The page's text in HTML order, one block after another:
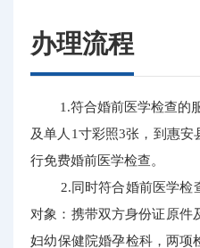
办理流程
1.符合婚前医学检查的服
及单人1寸彩照3张，到惠
行免费婚前医学检查。
2.同时符合婚前医学检
对象：携带双方身份证原件
妇幼保健院婚孕检科，两项